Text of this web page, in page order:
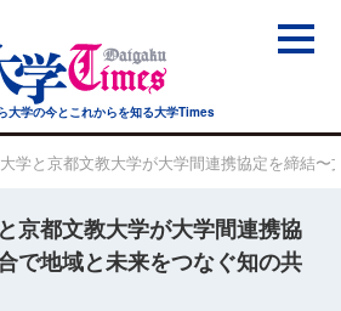
大学の今とこれからを知る大学Times
学と京都文教大学が大学間連携協定を締結
京都文教大学が大学間連携協
で地域と未来をつなぐ知の共